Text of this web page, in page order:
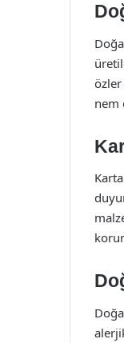
özler
nem